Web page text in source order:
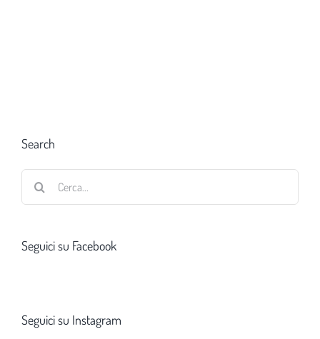
Search
Seguici su Facebook
Seguici su Instagram